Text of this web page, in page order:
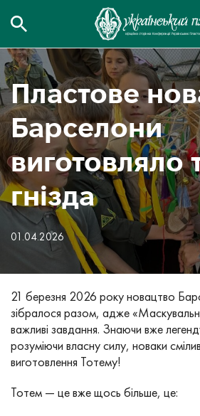
Пластове
Барселони
виготовляло
гнізда
01.04.2026
21 березня 2026 року новацтво
зібралося разом, адже
важливі завдання. Знаючи вже
розуміючи власну силу, новаки
виготовлення Тотему!
Тотем — це вже щось більше, це: